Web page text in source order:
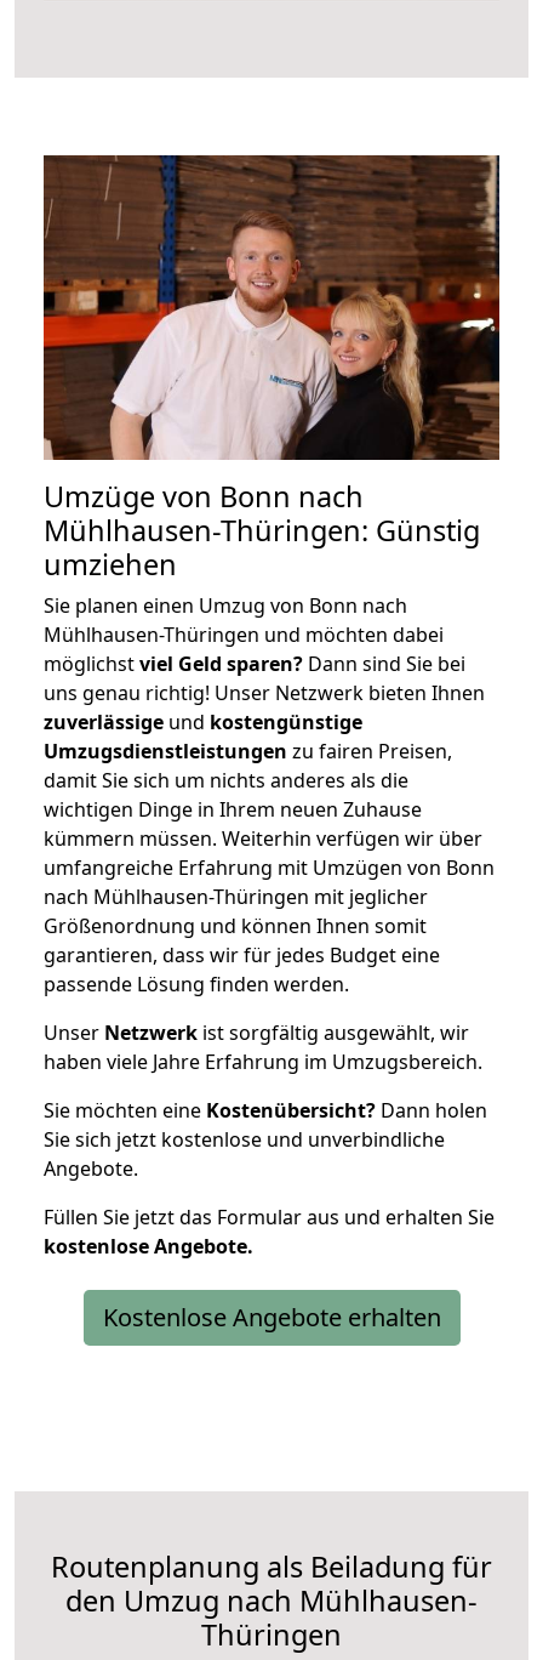
Umzüge von Bonn nach
Mühlhausen-Thüringen: Günstig
umziehen
Sie planen einen Umzug von Bonn nach
Mühlhausen-Thüringen und möchten dabei
möglichstviel Geld sparen? Dann sind Sie bei
uns genau richtig! Unser Netzwerk bieten Ihnen
zuverlässige und kostengünstige
Umzugsdienstleistungen zu fairen Preisen,
damit Sie sich um nichts anderes als die
wichtigen Dinge in Ihrem neuen Zuhause
kümmern müssen. Weiterhin verfügen wir über
umfangreiche Erfahrung mit Umzügen von Bonn
nach Mühlhausen-Thüringen mit jeglicher
Größenordnung und können Ihnen somit
garantieren, dass wir für jedes Budget eine
passende Lösung finden werden.
Unser Netzwerk ist sorgfältig ausgewählt, wir
haben viele Jahre Erfahrung im Umzugsbereich.
Sie möchten eine Kostenübersicht? Dann holen
Sie sich jetzt kostenlose und unverbindliche
Angebote.
Füllen Sie jetzt das Formular aus und erhalten Sie
kostenloseAngebote.
Kostenlose Angebote erhalten
Routenplanung als Beiladung für
den Umzug nach Mühlhausen-
Thüringen